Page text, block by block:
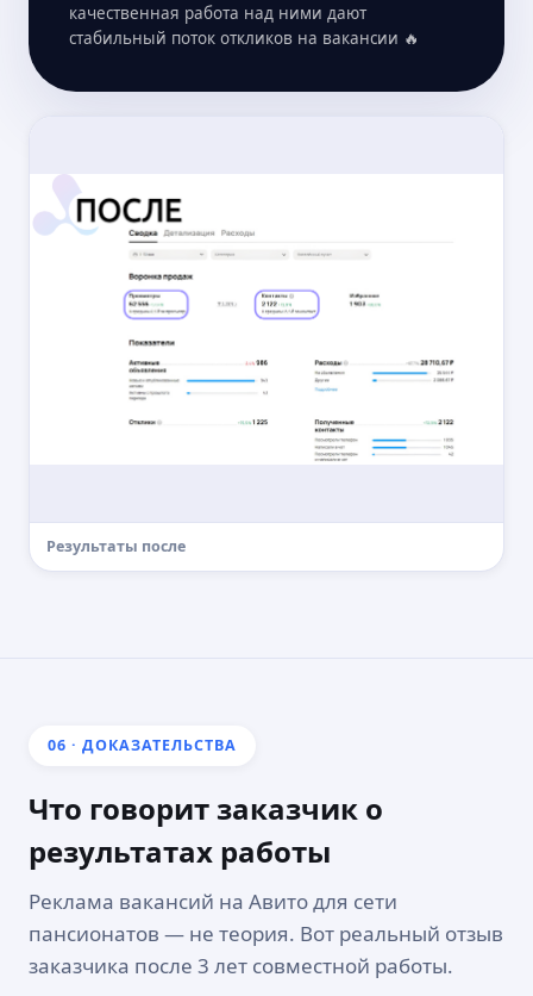
качественная работа над ними дают
стабильный поток откликов на вакансии 🔥
Результаты после
06 · ДОКАЗАТЕЛЬСТВА
Что говорит заказчик о
результатах работы
Реклама вакансий на Авито для сети
пансионатов — не теория. Вот реальный отзыв
заказчика после 3 лет совместной работы.
Подготовим прогноз
бюджета и
результатовбесплатно
0 ₽